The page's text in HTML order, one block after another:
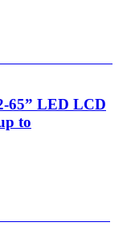
65” LED LCD
to